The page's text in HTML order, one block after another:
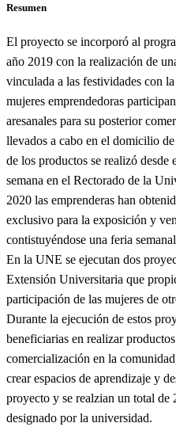
Resumen
El proyecto se incorporó al
año 2019 con la realización de
vinculada a las festividades con
mujeres emprendedoras
aresanales para su posterior
llevados a cabo en el domicilio
de los productos se realizó desde
semana en el Rectorado de la
2020 las emprenderas han
exclusivo para la exposición y
contistuyéndose una feria
En la UNE se ejecutan dos
Extensión Universitaria que
participación de las mujeres de
Durante la ejecución de estos
beneficiarias en realizar
comercialización en la
crear espacios de aprendizaje y
proyecto y se realzian un total de
designado por la universidad.